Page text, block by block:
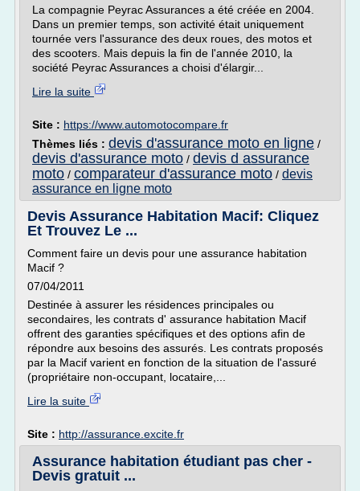
La compagnie Peyrac Assurances a été créée en 2004.
Dans un premier temps, son activité était uniquement
tournée vers l'assurance des deux roues, des motos et
des scooters. Mais depuis la fin de l'année 2010, la
société Peyrac Assurances a choisi d'élargir...
Lire la suite
Site : https://www.automotocompare.fr
Thèmes liés : devis d'assurance moto en ligne /
devis d'assurance moto / devis d assurance
moto / comparateur d'assurance moto / devis
assurance en ligne moto
Devis Assurance Habitation Macif: Cliquez
Et Trouvez Le ...
Comment faire un devis pour une assurance habitation
Macif ?
07/04/2011
Destinée à assurer les résidences principales ou
secondaires, les contrats d' assurance habitation Macif
offrent des garanties spécifiques et des options afin de
répondre aux besoins des assurés. Les contrats proposés
par la Macif varient en fonction de la situation de l'assuré
(propriétaire non-occupant, locataire,...
Lire la suite
Site : http://assurance.excite.fr
Assurance habitation étudiant pas cher -
Devis gratuit ...